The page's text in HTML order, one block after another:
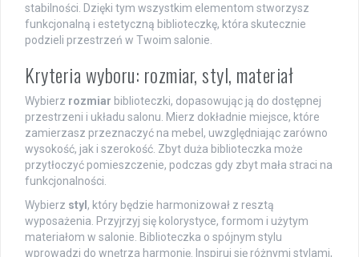
stabilności. Dzięki tym wszystkim elementom stworzysz
funkcjonalną i estetyczną biblioteczkę, która skutecznie
podzieli przestrzeń w Twoim salonie.
Kryteria wyboru: rozmiar, styl, materiał
Wybierz rozmiar biblioteczki, dopasowując ją do dostępnej
przestrzeni i układu salonu. Mierz dokładnie miejsce, które
zamierzasz przeznaczyć na mebel, uwzględniając zarówno
wysokość, jak i szerokość. Zbyt duża biblioteczka może
przytłoczyć pomieszczenie, podczas gdy zbyt mała straci na
funkcjonalności.
Wybierz styl , który będzie harmonizował z resztą
wyposażenia. Przyjrzyj się kolorystyce, formom i użytym
materiałom w salonie. Biblioteczka o spójnym stylu
wprowadzi do wnętrza harmonię. Inspiruj się różnymi stylami,